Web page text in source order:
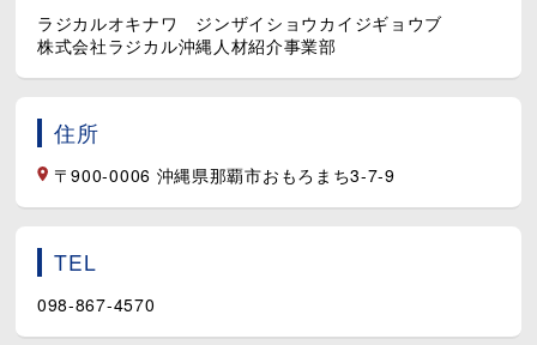
ラジカルオキナワ ジンザイショウカイジギョウブ
株式会社ラジカル沖縄人材紹介事業部
住所
〒900-0006 沖縄県那覇市おもろまち3-7-9
TEL
098-867-4570